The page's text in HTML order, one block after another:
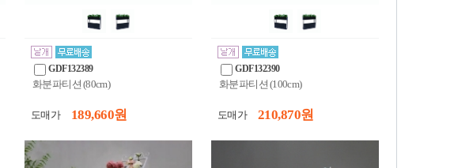
GDF132389
화분파티션 (80cm)
도매가 189,660 원
GDF132390
화분파티션 (100cm)
도매가 210,870 원